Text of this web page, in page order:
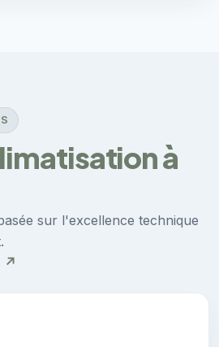
à
sur l'excellence technique
↗